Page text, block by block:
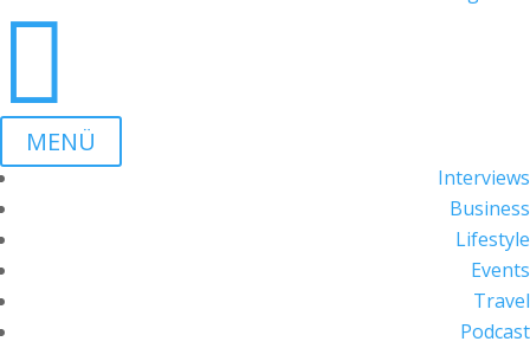

MENÜ
Interviews
Business
Lifestyle
Events
Travel
Podcast